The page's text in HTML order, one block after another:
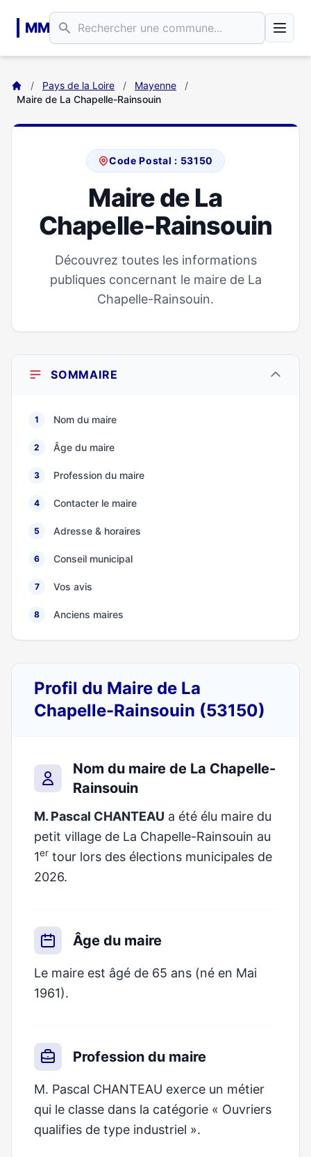
MM
/ Pays de la Loire / Mayenne
/
Maire de La Chapelle-Rainsouin
Code Postal : 53150
Maire de La
Chapelle-Rainsouin
Découvrez toutes les informations
publiques concernant le maire de La
Chapelle-Rainsouin.
SOMMAIRE
1 Nom du maire
2 Âge du maire
3 Profession du maire
4 Contacter le maire
5 Adresse & horaires
6 Conseil municipal
7 Vos avis
8 Anciens maires
Profil du Maire de La
Chapelle-Rainsouin (53150)
Nom du maire de La Chapelle-
Rainsouin
M. Pascal CHANTEAU a été élu maire du
petit village de La Chapelle-Rainsouin au
1er tour lors des élections municipales de
2026.
Âge du maire
Le maire est âgé de 65 ans (né en Mai
1961).
Profession du maire
M. Pascal CHANTEAU exerce un métier
qui le classe dans la catégorie « Ouvriers
qualifies de type industriel ».